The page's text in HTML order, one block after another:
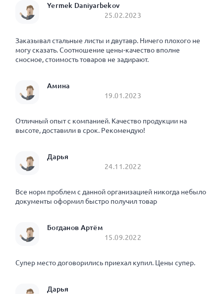
Yermek Daniyarbekov
25.02.2023
Заказывал стальные листы и двутавр. Ничего плохого не
могу сказать. Соотношение цены-качество вполне
сносное, стоимость товаров не задирают.
Амина
19.01.2023
Отличный опыт с компанией. Качество продукции на
высоте, доставили в срок. Рекомендую!
Дарья
24.11.2022
Все норм проблем с данной организацией никогда небыло
документы оформил быстро получил товар
Богданов Артём
15.09.2022
Супер место договорились приехал купил. Цены супер.
Дарья